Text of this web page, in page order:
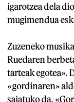
igarotzea dela
mugimendua
Zuzeneko
Ruedaren
tarteak egotea».
«gordinaren»
saiatuko da.